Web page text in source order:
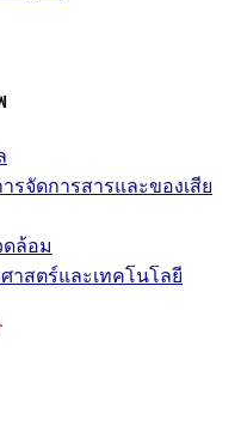
รจัดการสารและของเสีย
ล้อม
าสตร์และเทคโนโลยี